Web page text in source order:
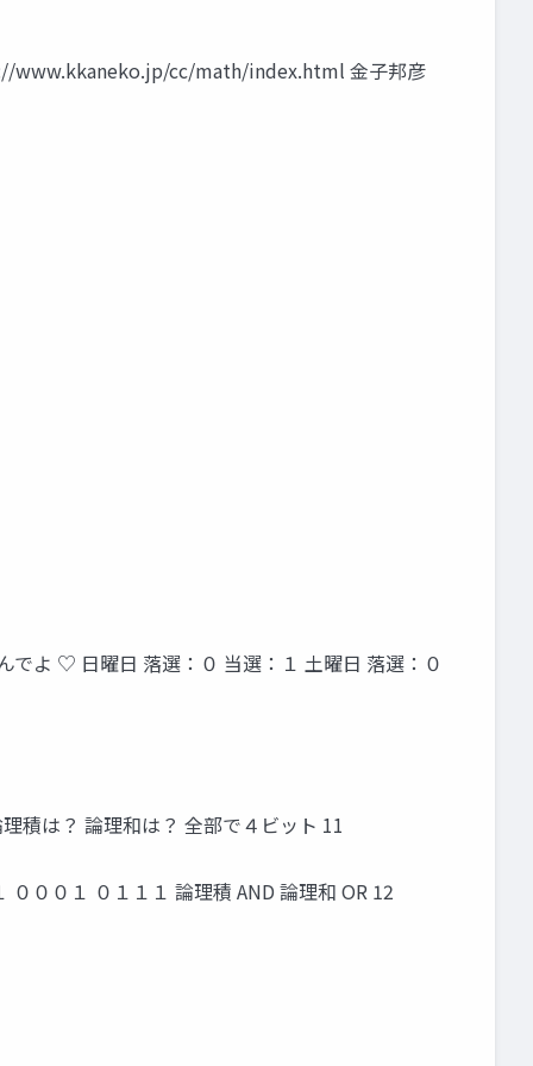
www.kkaneko.jp/cc/math/index.html 金子邦彦
でよ ♡ 日曜日 落選：０ 当選：１ 土曜日 落選：０
積は？ 論理和は？ 全部で４ビット 11
００１ ０１１１ 論理積 AND 論理和 OR 12